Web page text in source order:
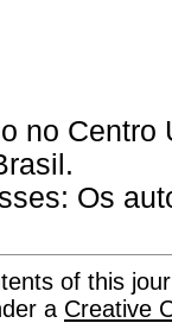
no
Os
of this
a Creative